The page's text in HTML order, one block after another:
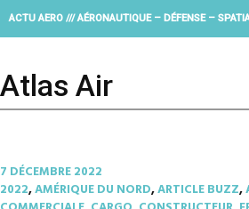
ACTU AERO /// AÉRONAUTIQUE – DÉFENSE –
Atlas Air
7 DÉCEMBRE 2022
2022,AMÉRIQUE DU NORD,ARTICLE BUZZ,